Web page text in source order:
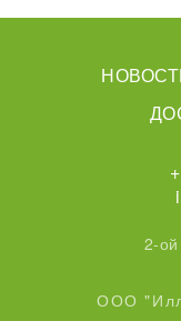
ООО
2-